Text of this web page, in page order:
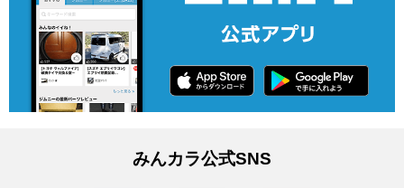
みんカラ公式SNS